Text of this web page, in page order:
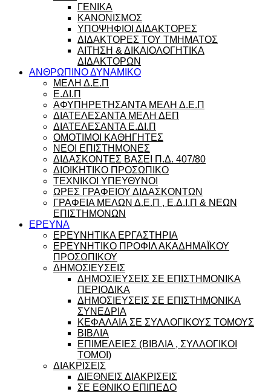
ΓΕΝΙΚΑ
ΚΑΝΟΝΙΣΜΟΣ
ΥΠΟΨΗΦΙΟΙ ΔΙΔΑΚΤΟΡΕΣ
ΔΙΔΑΚΤΟΡΕΣ ΤΟΥ ΤΜΗΜΑΤΟΣ
ΑΙΤΗΣΗ & ΔΙΚΑΙΟΛΟΓΗΤΙΚΑ
ΔΙΔΑΚΤΟΡΩΝ
ΑΝΘΡΩΠΙΝΟ ΔΥΝΑΜΙΚΟ
ΜΕΛΗ Δ.Ε.Π
Ε.ΔΙ.Π
ΑΦΥΠΗΡΕΤΗΣΑΝΤΑ ΜΕΛΗ Δ.Ε.Π
ΔΙΑΤΕΛΕΣΑΝΤΑ ΜΕΛΗ ΔΕΠ
ΔΙΑΤΕΛΕΣΑΝΤΑ Ε.ΔΙ.Π
ΟΜΟΤΙΜΟΙ ΚΑΘΗΓΗΤΕΣ
ΝΕΟΙ ΕΠΙΣΤΗΜΟΝΕΣ
ΔΙΔΑΣΚΟΝΤΕΣ ΒΑΣΕΙ Π.Δ. 407/80
ΔΙΟΙΚΗΤΙΚΟ ΠΡΟΣΩΠΙΚΟ
ΤΕΧΝΙΚΟΙ ΥΠΕΥΘΥΝΟΙ
ΩΡΕΣ ΓΡΑΦΕΙΟΥ ΔΙΔΑΣΚΟΝΤΩΝ
ΓΡΑΦΕΙΑ ΜΕΛΩΝ Δ.Ε.Π , Ε.Δ.Ι.Π & ΝΕΩΝ
ΕΠΙΣΤΗΜΟΝΩΝ
ΕΡΕΥΝΑ
ΕΡΕΥΝΗΤΙΚΑ ΕΡΓΑΣΤΗΡΙΑ
ΕΡΕΥΝΗΤΙΚΟ ΠΡΟΦΙΛ ΑΚΑΔΗΜΑΪΚΟΥ
ΠΡΟΣΩΠΙΚΟΥ
ΔΗΜΟΣΙΕΥΣΕΙΣ
ΔΗΜΟΣΙΕΥΣΕΙΣ ΣΕ ΕΠΙΣΤΗΜΟΝΙΚΑ
ΠΕΡΙΟΔΙΚΑ
ΔΗΜΟΣΙΕΥΣΕΙΣ ΣΕ ΕΠΙΣΤΗΜΟΝΙΚΑ
ΣΥΝΕΔΡΙΑ
ΚΕΦΑΛΑΙΑ ΣΕ ΣΥΛΛΟΓΙΚΟΥΣ ΤΟΜΟΥΣ
ΒΙΒΛΙΑ
ΕΠΙΜΕΛΕΙΕΣ (ΒΙΒΛΙΑ , ΣΥΛΛΟΓΙΚΟΙ
ΤΟΜΟΙ)
ΔΙΑΚΡΙΣΕΙΣ
ΔΙΕΘΝΕΙΣ ΔΙΑΚΡΙΣΕΙΣ
ΣΕ ΕΘΝΙΚΟ ΕΠΙΠΕΔΟ